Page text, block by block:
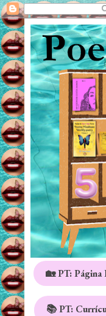
🏡 PT:
📚 PT: